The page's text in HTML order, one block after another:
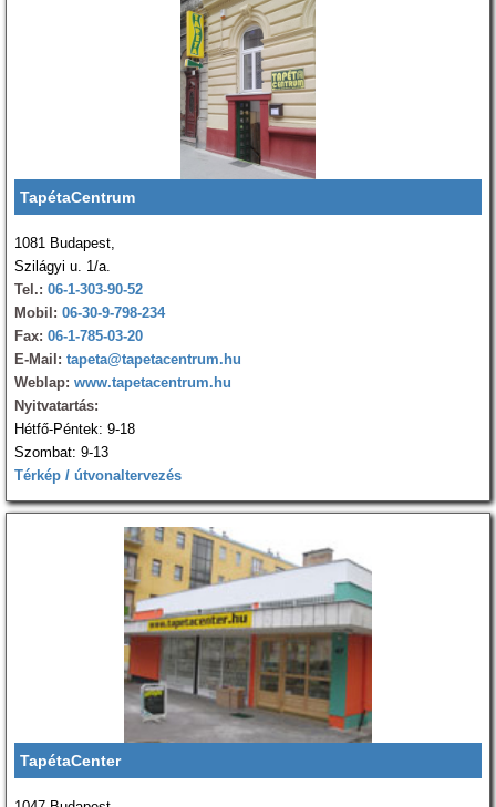
TapétaCentrum
1081 Budapest,
Szilágyi u. 1/a.
Tel.: 06-1-303-90-52
Mobil: 06-30-9-798-234
Fax: 06-1-785-03-20
E-Mail: tapeta@tapetacentrum.hu
Weblap: www.tapetacentrum.hu
Nyitvatartás:
Hétfő-Péntek: 9-18
Szombat: 9-13
Térkép / útvonaltervezés
TapétaCenter